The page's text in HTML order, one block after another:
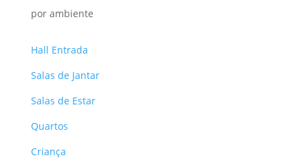
por ambiente
Hall Entrada
Salas de Jantar
Salas de Estar
Quartos
Criança